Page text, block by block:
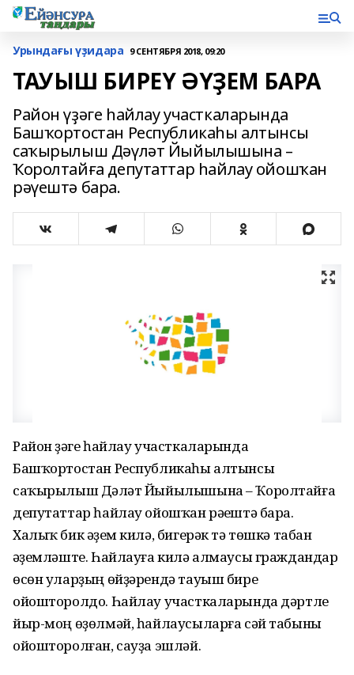
Урындағы үҙидара 9 СЕНТЯБРЯ 2018, 09:20
ТАУЫШ БИРЕҮ ӘҮҘЕМ БАРА
Район үҙәге һайлау участкаларында
Башҡортостан Республикаһы алтынсы
саҡырылыш Дәүләт Йыйылышына –
Ҡоролтайға депутаттар һайлау ойошҡан
рәүештә бара.
Район үҙәге һайлау участкаларында
Башҡортостан Республикаһы алтынсы
саҡырылыш Дәүләт Йыйылышына – Ҡоролтайға
депутаттар һайлау ойошҡан рәүештә бара.
Халыҡ бик әүҙем килә, бигерәк тә төшкә табан
әүҙемләште. Һайлауға килә алмаусы граждандар
өсөн уларҙың өйҙәрендә тауыш биреү
ойошторолдо. Һайлау участкаларында дәртле
йыр-моң өҙөлмәй, һайлаусыларға сәй табыны
ойошторолған, сауҙа эшләй.